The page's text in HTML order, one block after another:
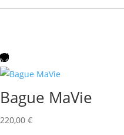
Bague MaVie
220,00€